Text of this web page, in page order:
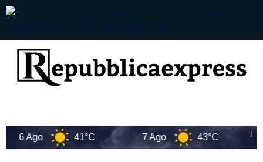
6 Ago 41°C 7 Ago 43°C 8